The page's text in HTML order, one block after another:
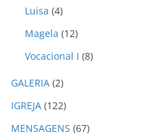
Luisa (4)
Magela (12)
Vocacional I (8)
GALERIA (2)
IGREJA (122)
MENSAGENS (67)